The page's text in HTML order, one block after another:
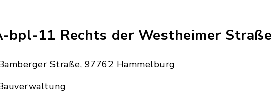
bpl-11 Rechts der Westheimer Straße
Straße, 97762 Hammelburg